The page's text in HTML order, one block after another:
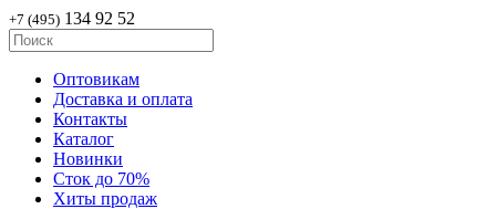
+7 (495) 134 92 52
Оптовикам
Доставка и оплата
Контакты
Каталог
Новинки
Сток до 70%
Хиты продаж